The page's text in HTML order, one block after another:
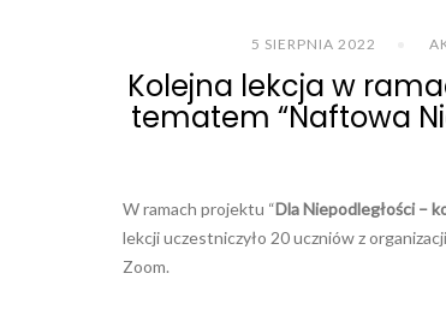
5 SIERPNIA 2022
Kolejna lekcja w
tematem “Naftowa
W ramach projektu “Dla Niepodległości –
lekcji uczestniczyło 20 uczniów z
Zoom.